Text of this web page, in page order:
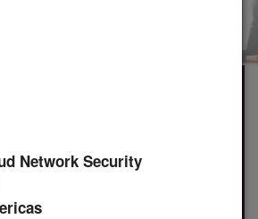
Network Security
多個